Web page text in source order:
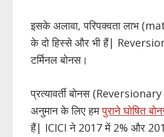
इसके अलावा, परिपक्वता लाभ
के दो हिस्से और भी हैं|
टर्मिनल बोनस।
प्रत्यावर्ती बोनस
अनुमान के लिए हमपुराने घोषित
हैं| ICICI ने 2017 में 2% और